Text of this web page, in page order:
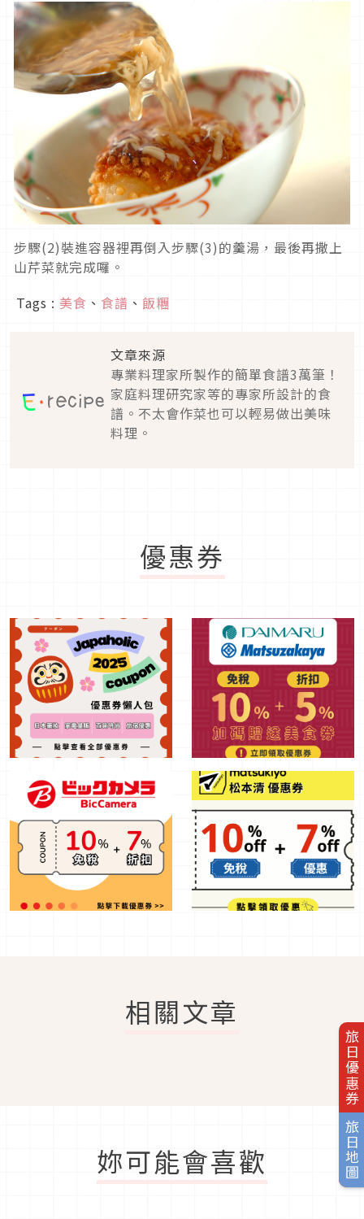
旅日優惠券
旅日地圖
步驟(2)裝進容器裡再倒入步驟(3)的羹湯，最後再撒上
山芹菜就完成囉。
Tags : 美食 、 食譜 、 飯糰
文章來源
專業料理家所製作的簡單食譜3萬筆！
家庭料理研究家等的專家所設計的食
譜。不太會作菜也可以輕易做出美味
料理。
優惠券
相關文章
妳可能會喜歡